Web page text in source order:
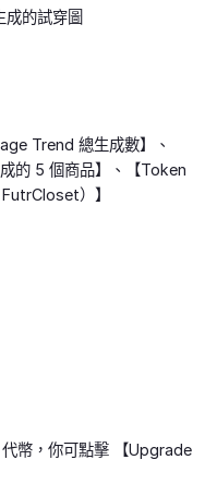
的試穿圖
Trend 總生成數】、
的 5 個商品】、【Token
）】
幣，你可點擊 【Upgrade